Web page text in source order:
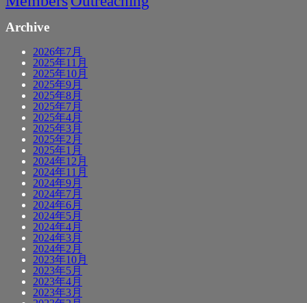
Archive
2026年7月
2025年11月
2025年10月
2025年9月
2025年8月
2025年7月
2025年4月
2025年3月
2025年2月
2025年1月
2024年12月
2024年11月
2024年9月
2024年7月
2024年6月
2024年5月
2024年4月
2024年3月
2024年2月
2023年10月
2023年5月
2023年4月
2023年3月